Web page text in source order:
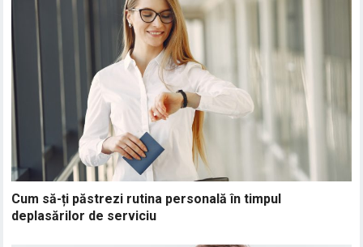
Cum să-ți păstrezi rutina personală în timpul
deplasărilor de serviciu